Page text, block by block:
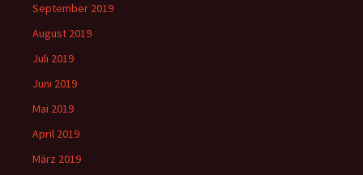
September 2019
August 2019
Juli 2019
Juni 2019
Mai 2019
April 2019
März 2019